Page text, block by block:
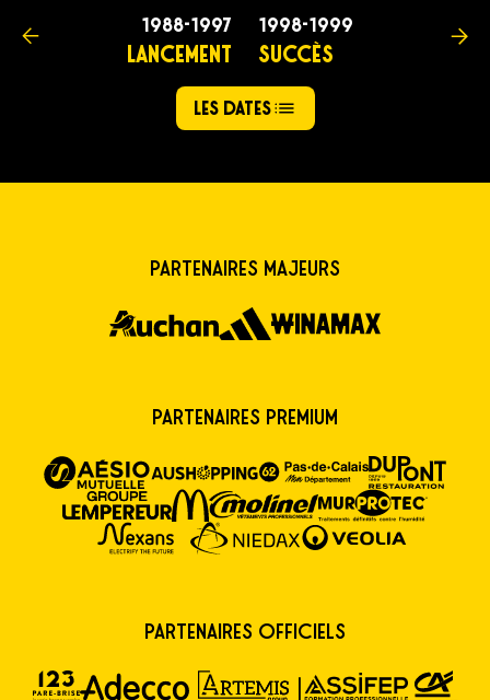
1988-1997
LANCEMENT
1998-1999
SUCCÈS
Les dates
Partenaires majeurs
Partenaires premium
Partenaires Officiels